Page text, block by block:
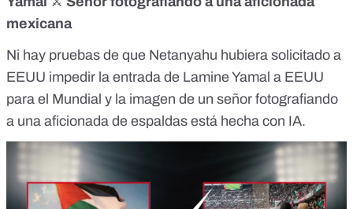
mexicana
Ni hay pruebas de que Netanyahu hubiera solicitado a
EEUU impedir la entrada de Lamine Yamal a EEUU
para el Mundial y la imagen de un señor fotografiando
a una aficionada de espaldas está hecha con IA.